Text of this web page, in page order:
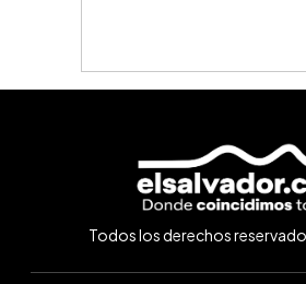
Todos los derechos